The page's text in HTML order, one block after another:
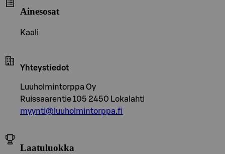
Ainesosat
Kaali
Yhteystiedot
Luuholmintorppa Oy
Ruissaarentie 105 2450 Lokalahti
myynti@luuholmintorppa.fi
Laatuluokka